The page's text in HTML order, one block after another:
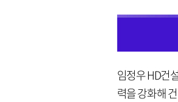
임정우 HD건
력을 강화해